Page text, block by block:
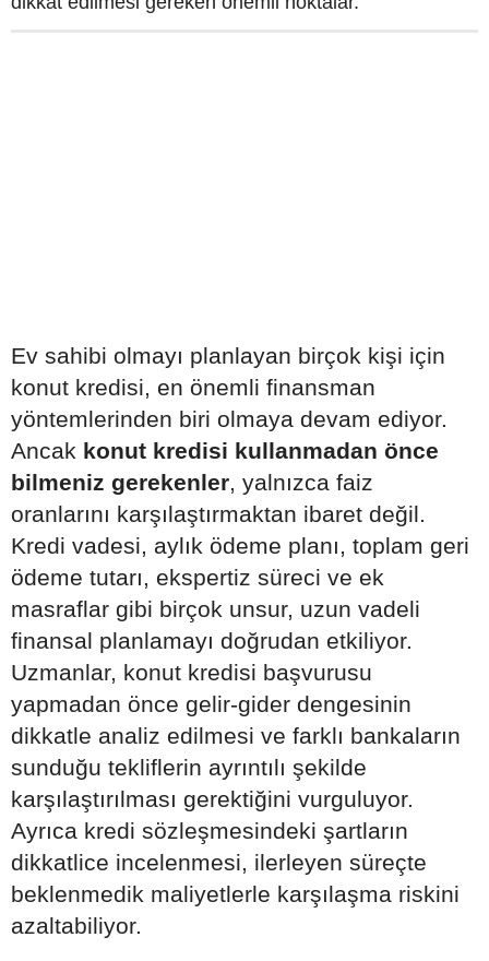
Ev sahibi olmayı planlayan birçok kişi için
konut kredisi, en önemli finansman
yöntemlerinden biri olmaya devam ediyor.
Ancak konut kredisi kullanmadan önce
bilmeniz gerekenler, yalnızca faiz
oranlarını karşılaştırmaktan ibaret değil.
Kredi vadesi, aylık ödeme planı, toplam geri
ödeme tutarı, ekspertiz süreci ve ek
masraflar gibi birçok unsur, uzun vadeli
finansal planlamayı doğrudan etkiliyor.
Uzmanlar, konut kredisi başvurusu
yapmadan önce gelir-gider dengesinin
dikkatle analiz edilmesi ve farklı bankaların
sunduğu tekliflerin ayrıntılı şekilde
karşılaştırılması gerektiğini vurguluyor.
Ayrıca kredi sözleşmesindeki şartların
dikkatlice incelenmesi, ilerleyen süreçte
beklenmedik maliyetlerle karşılaşma riskini
azaltabiliyor.